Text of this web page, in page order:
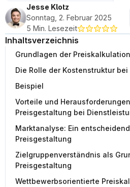
Jesse Klotz
Sonntag, 2. Februar 2025
5 Min. Lesezeit
Inhaltsverzeichnis
Grundlagen der
Die Rolle der Kostenstruktur
Beispiel
Vorteile und
Preisgestaltung bei
Marktanalyse: Ein
Preisgestaltung
Zielgruppenverständnis als
Preisgestaltung
Wettbewerbsorientierte